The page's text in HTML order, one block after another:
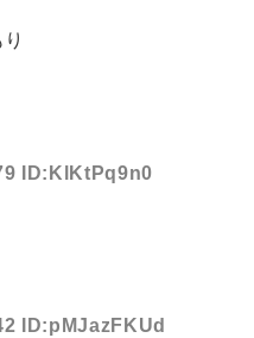
ID:KlKtPq9n0
ID:pMJazFKUd